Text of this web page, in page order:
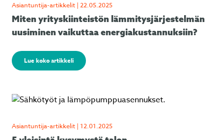
Asiantuntija-artikkelit | 22.05.2025
Miten yrityskiinteistön lämmitysjärjestelmän
uusiminen vaikuttaa energiakustannuksiin?
Lue koko artikkeli
Asiantuntija-artikkelit | 12.01.2025